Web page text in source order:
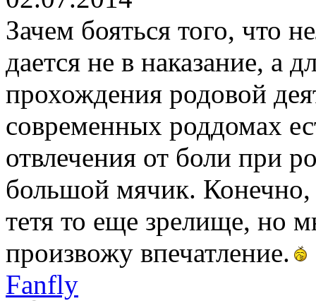
Зачем бояться того, что
дается не в наказание, а
прохождения родовой
современных роддомах
отвлечения от боли при
большой мячик.
тетя то еще зрелище, но
произвожу впечатление.
Fanfly